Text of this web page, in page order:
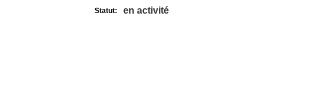
Statut: en activité